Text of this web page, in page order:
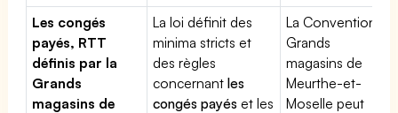
Les congés
payés, RTT
définis par la
Grands
magasins de
La loi définit des
minima stricts et
des règles
concernantles
congés payés et les
La Convention
Grands
magasins de
Meurthe-et-
Moselle peut